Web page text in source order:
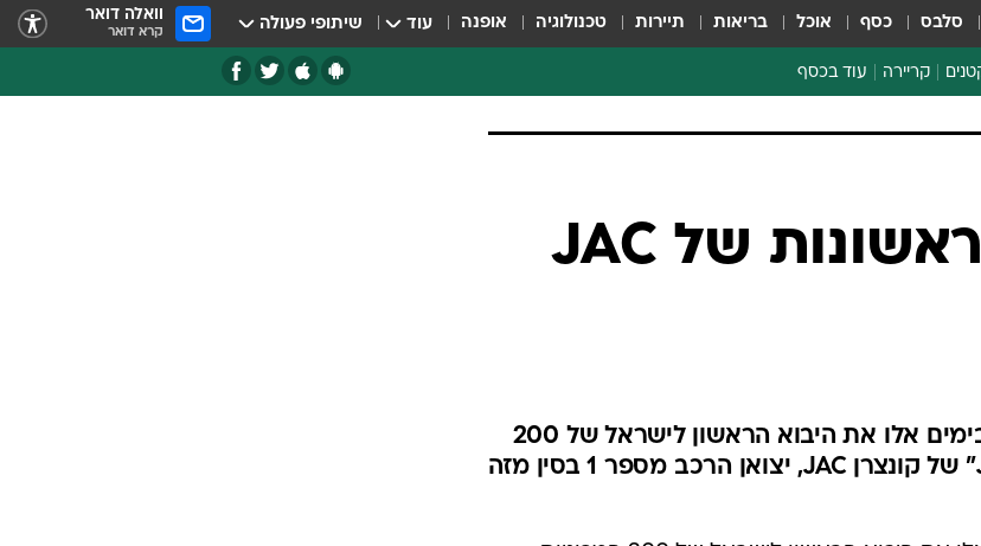
סלבס כסף אוכל בריאות תיירות טכנולוגיה אופנה עוד שיתופי פעולה וואלה דואר
קרא דואר
קריירה עוד בכסף
הלאונג'
200 המכוניות הראשונות של JAC
אוהד זליגמן יו"ר "אי.וי.מוטורס", השיק בימים אלו את היבוא הראשון לישראל של 200
המכוניות החשמליות מדגם "JAC e-JS4" של קונצרן JAC, יצואן הרכב מספר 1 בסין מזה